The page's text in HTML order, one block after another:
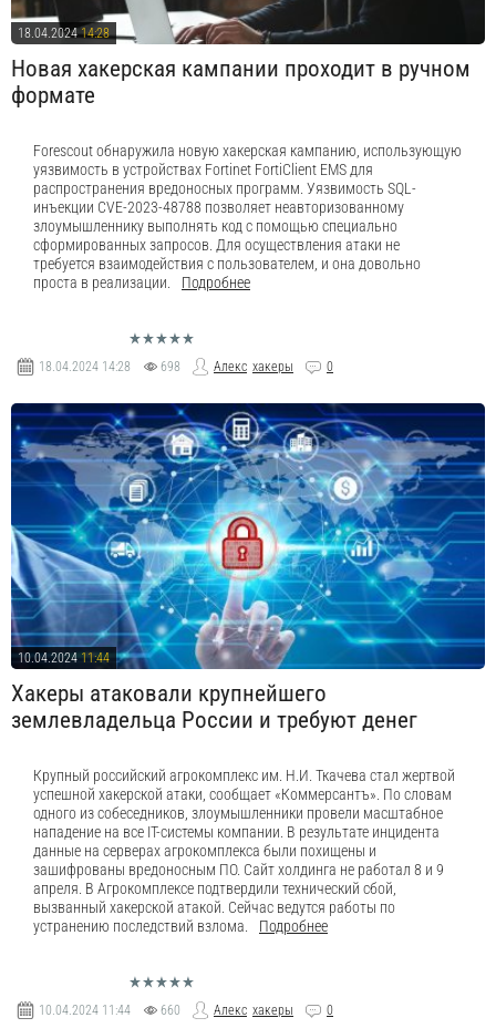
18.04.2024 14:28
Новая хакерская кампании проходит в ручном
формате
Forescout обнаружила новую хакерская кампанию, использующую
уязвимость в устройствах Fortinet FortiClient EMS для
распространения вредоносных программ. Уязвимость SQL-
инъекции CVE-2023-48788 позволяет неавторизованному
злоумышленнику выполнять код с помощью специально
сформированных запросов. Для осуществления атаки не
требуется взаимодействия с пользователем, и она довольно
проста в реализации.
Подробнее
18.04.2024 14:28 698 Алекс хакеры 0
10.04.2024 11:44
Хакеры атаковали крупнейшего
землевладельца России и требуют денег
Крупный российский агрокомплекс им. Н.И. Ткачева стал жертвой
успешной хакерской атаки, сообщает «Коммерсантъ». По словам
одного из собеседников, злоумышленники провели масштабное
нападение на все IT-системы компании. В результате инцидента
данные на серверах агрокомплекса были похищены и
зашифрованы вредоносным ПО. Сайт холдинга не работал 8 и 9
апреля. В Агрокомплексе подтвердили технический сбой,
вызванный хакерской атакой. Сейчас ведутся работы по
устранению последствий взлома.
Подробнее
10.04.2024 11:44 660 Алекс хакеры 0